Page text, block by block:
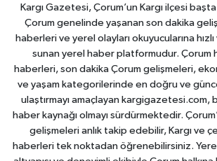
Kargı Gazetesi, Çorum’un Kargı ilçesi
Çorum genelinde yaşanan son dakika
haberleri ve yerel olayları okuyucularına
sunan yerel haber platformudur. Çorum
haberleri, son dakika Çorum gelişmeleri,
ve yaşam kategorilerinde en doğru ve
ulaştırmayı amaçlayan kargigazetesi.com,
haber kaynağı olmayı sürdürmektedir.
gelişmeleri anlık takip edebilir, Kargı ve
haberleri tek noktadan öğrenebilirsiniz.